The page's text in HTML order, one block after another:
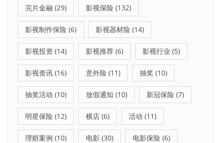
完片金融 (29) 影视保险 (132)
影视制作保险 (6) 影视器材险 (14)
影视投资 (14) 影视推荐 (6) 影视行业 (5)
影视资讯 (16) 意外险 (11) 抽奖 (10)
抽奖活动 (10) 放假通知 (10) 新冠保险 (7)
明星保险 (12) 横店 (6) 活动 (11)
理赔案例 (10) 电影 (30) 电影保险 (6)